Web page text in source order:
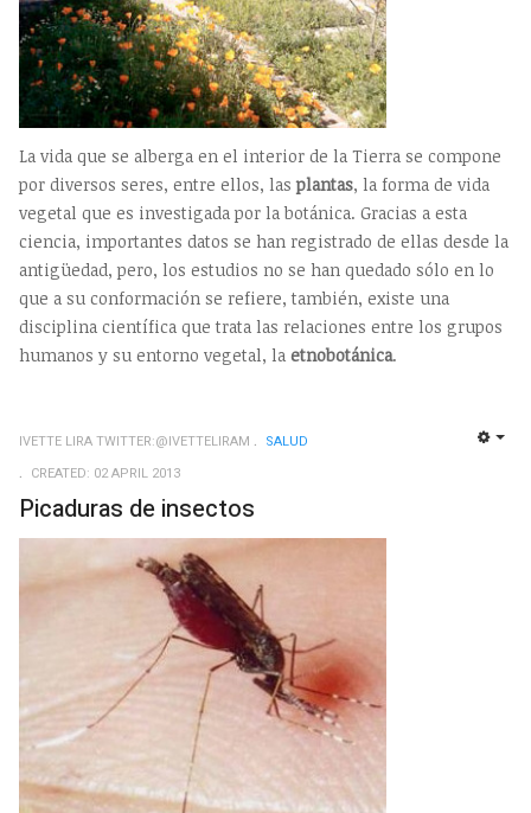
La vida que se alberga en el interior de la Tierra se compone
por diversos seres, entre ellos, lasplantas, la forma de vida
vegetal que es investigada por la botánica. Gracias a esta
ciencia, importantes datos se han registrado de ellas desde la
antigüedad, pero, los estudios no se han quedado sólo en lo
que a su conformación se refiere, también, existe una
disciplina científica que trata las relaciones entre los grupos
humanos y su entorno vegetal, la etnobotánica.
IVETTE LIRA TWITTER:@IVETTELIRAM
SALUD
CREATED: 02 APRIL 2013
Picaduras de insectos